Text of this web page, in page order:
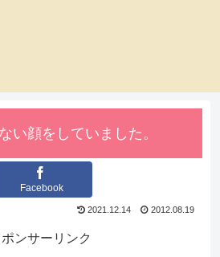
い顔をしていました。
Facebook
2021.12.14 2012.08.19
ポンサーリンク